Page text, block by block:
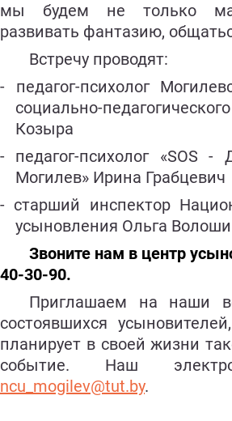
мы будем не только
развивать фантазию,
Встречу проводят:
- педагог-психолог
социально-
Козыра
- педагог-психолог «SOS -
Могилев» Ирина Грабцевич
- старший инспектор
усыновления Ольга
Звоните нам в центр
40-30-90.
Приглашаем на наши
состоявшихся
планирует в своей жизни
событие. Наш
ncu_mogilev@tut.by.